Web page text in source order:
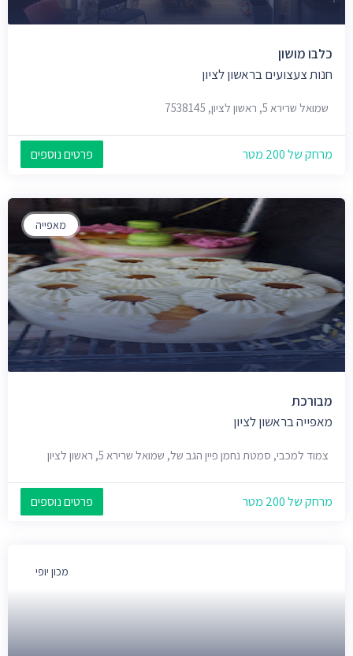
כלבו מושון
חנות צעצועים בראשון לציון
שמואל שרירא 5, ראשון לציון, 7538145
מרחק של 200 מטר פרטים נוספים
מאפייה
מבורכת
מאפייה בראשון לציון
צמוד למכבי, סמטת נחמן פיין הגב של, שמואל שרירא 5, ראשון לציון
מרחק של 200 מטר פרטים נוספים
מכון יופי